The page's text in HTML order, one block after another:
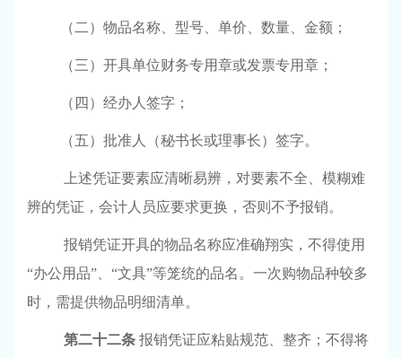
（二）物品名称、型号、单价、数量、金额；
（三）开具单位财务专用章或发票专用章；
（四）经办人签字；
（五）批准人（秘书长或理事长）签字。
上述凭证要素应清晰易辨，对要素不全、模糊难
辨的凭证，会计人员应要求更换，否则不予报销。
报销凭证开具的物品名称应准确翔实，不得使用
“办公用品”、“文具”等笼统的品名。一次购物品种较多
时，需提供物品明细清单。
第二十二条 报销凭证应粘贴规范、整齐；不得将